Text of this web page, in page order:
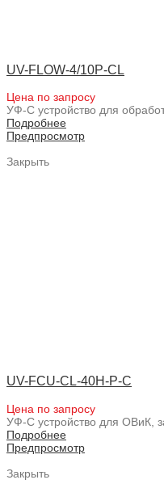
UV-FLOW-4/10P-CL
Цена по запросу
УФ-С устройство для
Подробнее
Предпросмотр
Закрыть
UV-FCU-CL-40H-P-C
Цена по запросу
УФ-С устройство для ОВиК,
Подробнее
Предпросмотр
Закрыть